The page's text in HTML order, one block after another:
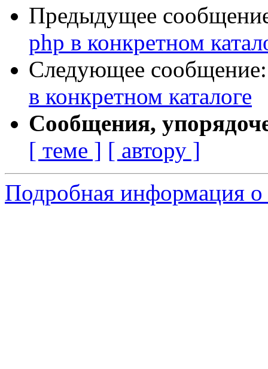
Предыдущее
php в конкретном
Следующее
в конкретном каталоге
Сообщения,
[ теме ] [ автору ]
Подробная информация